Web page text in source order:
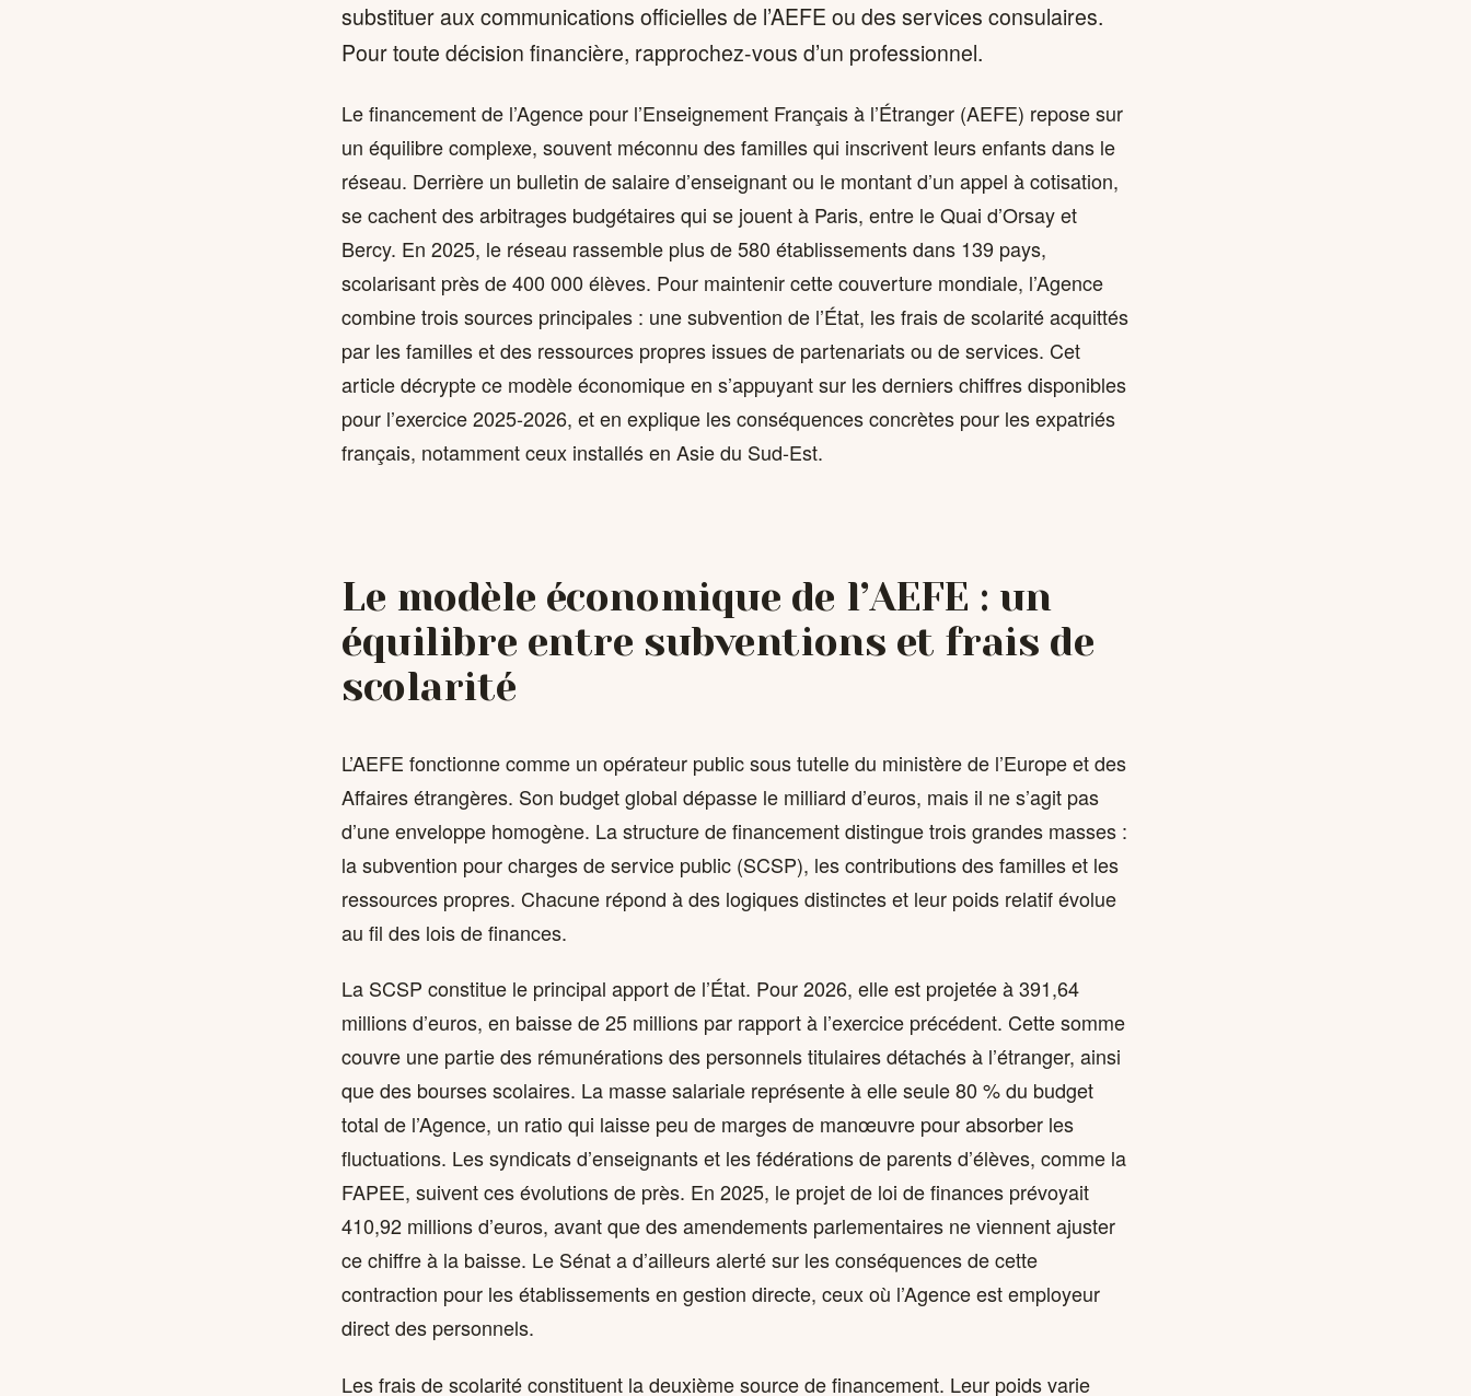
substituer aux communications officielles de l’AEFE ou des services consulaires.
Pour toute décision financière, rapprochez-vous d’un professionnel.
Le financement de l’Agence pour l’Enseignement Français à l’Étranger (AEFE) repose sur
un équilibre complexe, souvent méconnu des familles qui inscrivent leurs enfants dans le
réseau. Derrière un bulletin de salaire d’enseignant ou le montant d’un appel à cotisation,
se cachent des arbitrages budgétaires qui se jouent à Paris, entre le Quai d’Orsay et
Bercy. En 2025, le réseau rassemble plus de 580 établissements dans 139 pays,
scolarisant près de 400 000 élèves. Pour maintenir cette couverture mondiale, l’Agence
combine trois sources principales : une subvention de l’État, les frais de scolarité acquittés
par les familles et des ressources propres issues de partenariats ou de services. Cet
article décrypte ce modèle économique en s’appuyant sur les derniers chiffres disponibles
pour l’exercice 2025-2026, et en explique les conséquences concrètes pour les expatriés
français, notamment ceux installés en Asie du Sud-Est.
Le modèle économique de l’AEFE : un
équilibre entre subventions et frais de
scolarité
L’AEFE fonctionne comme un opérateur public sous tutelle du ministère de l’Europe et des
Affaires étrangères. Son budget global dépasse le milliard d’euros, mais il ne s’agit pas
d’une enveloppe homogène. La structure de financement distingue trois grandes masses :
la subvention pour charges de service public (SCSP), les contributions des familles et les
ressources propres. Chacune répond à des logiques distinctes et leur poids relatif évolue
au fil des lois de finances.
La SCSP constitue le principal apport de l’État. Pour 2026, elle est projetée à 391,64
millions d’euros, en baisse de 25 millions par rapport à l’exercice précédent. Cette somme
couvre une partie des rémunérations des personnels titulaires détachés à l’étranger, ainsi
que des bourses scolaires. La masse salariale représente à elle seule 80 % du budget
total de l’Agence, un ratio qui laisse peu de marges de manœuvre pour absorber les
fluctuations. Les syndicats d’enseignants et les fédérations de parents d’élèves, comme la
FAPEE, suivent ces évolutions de près. En 2025, le projet de loi de finances prévoyait
410,92 millions d’euros, avant que des amendements parlementaires ne viennent ajuster
ce chiffre à la baisse. Le Sénat a d’ailleurs alerté sur les conséquences de cette
contraction pour les établissements en gestion directe, ceux où l’Agence est employeur
direct des personnels.
Les frais de scolarité constituent la deuxième source de financement. Leur poids varie